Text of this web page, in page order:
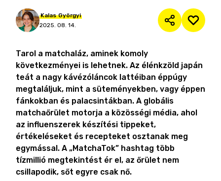
Kalas Györgyi
2025. 08. 14.
Tarol a matchaláz, aminek komoly
következményei is lehetnek. Az élénkzöld japán
teát a nagy kávézóláncok lattéiban éppúgy
megtaláljuk, mint a süteményekben, vagy éppen
fánkokban és palacsintákban. A globális
matchaőrület motorja a közösségi média, ahol
az influenszerek készítési tippeket,
értékeléseket és recepteket osztanak meg
egymással. A „MatchaTok” hashtag több
tízmillió megtekintést ér el, az őrület nem
csillapodik, sőt egyre csak nő.